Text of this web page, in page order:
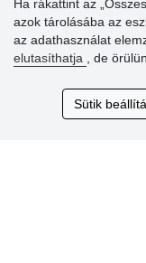
Vásárlók
Excellent service
Ha rákattint az
azok tárolásába az
az adathasználat
elutasíthatja
, de
Sütik